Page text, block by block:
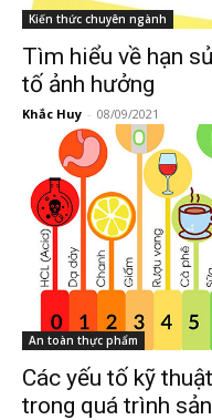
Kiến thức chuyên ngành
Tìm hiểu về hạn
tố ảnh hưởng
Khắc Huy - 08/09/2021
An toàn thực phẩm
Các yếu tố kỹ
trong quá trình